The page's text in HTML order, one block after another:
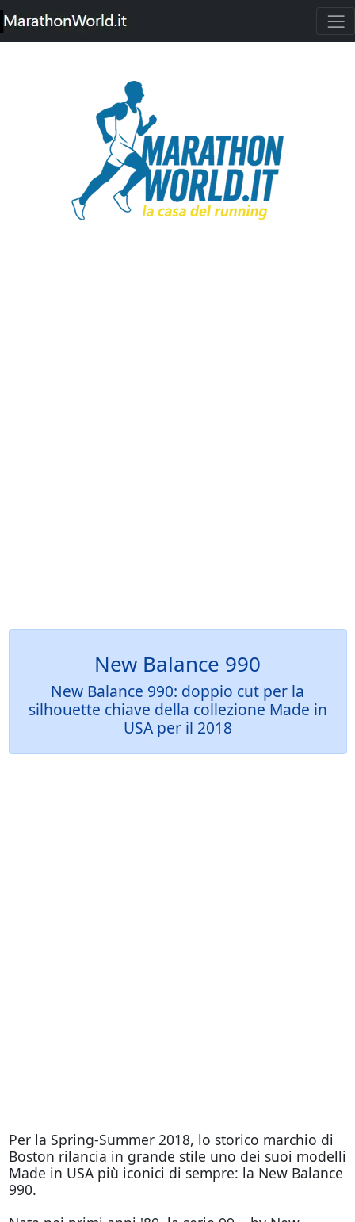
New Balance 990
New Balance 990: doppio cut per la
silhouette chiave della collezione Made in
USA per il 2018
Per la Spring-Summer 2018, lo storico marchio di
Boston rilancia in grande stile uno dei suoi modelli
Made in USA più iconici di sempre: la New Balance
990.